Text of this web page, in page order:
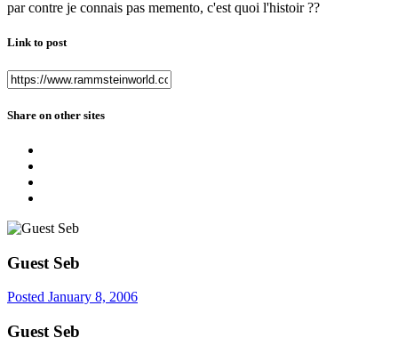
par contre je connais pas memento, c'est quoi l'histoir ??
Link to post
Share on other sites
Guest Seb
Posted January 8, 2006
Guest Seb